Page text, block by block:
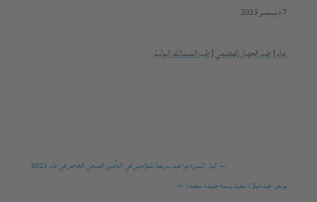
7 ديسمبر 2025
عام|طب الجهاز الهضمي|طب المسالك البولية
←كبار السن: مواعيد سريعة للمؤمنين في التأمين الصحي الخاص في عام 2025
يونغر: عيد ميلاد سعيد وسنة جديدة سعيدة →